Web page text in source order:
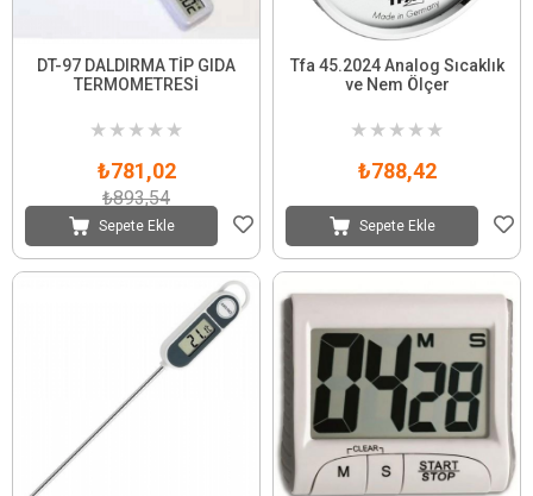
DT-97 DALDIRMA TİP GIDA
TERMOMETRESİ
★ ★ ★ ★ ★
₺781,02
₺893,54
Sepete Ekle
Tfa 45.2024 Analog Sıcaklık
ve Nem Ölçer
★ ★ ★ ★ ★
₺788,42
Sepete Ekle